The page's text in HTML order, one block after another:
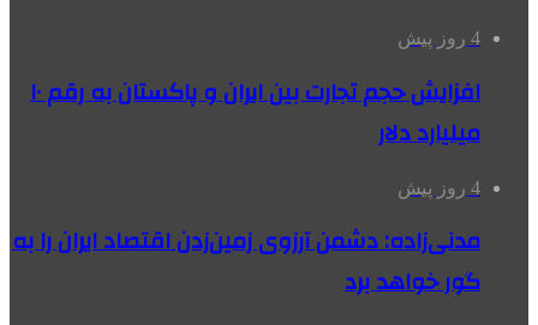
4 روز پیش
افزایش حجم تجارت بین ایران و پاکستان به رقم ۱۰
میلیارد دلار
4 روز پیش
مدنی‌زاده: دشمن آرزوی زمین‌زدن اقتصاد ایران را به
گور خواهد برد